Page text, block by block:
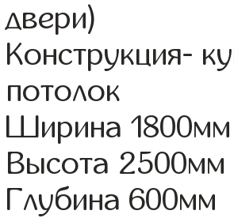
двери)
Конструкция-
потолок
Ширина 1800мм
Высота 2500мм
Глубина 600мм